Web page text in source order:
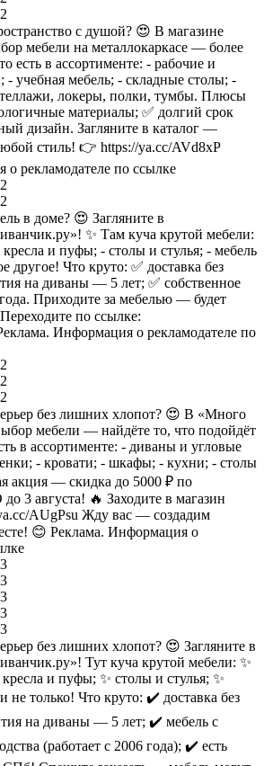
с душой? 😍 В магазине
мебели на металлокаркасе — более
есть в ассортименте: - рабочие и
учебная мебель; - складные столы; -
локеры, полки, тумбы. Плюсы
материалы; ✅ долгий срок
дизайн. Загляните в каталог —
стиль! 👉 https://ya.cc/AVd8xP
рекламодателе по ссылке
в доме? 😍 Загляните в
✨ Там куча крутой мебели:
и пуфы; - столы и стулья; - мебель
другое! Что круто: ✅ доставка без
на диваны — 5 лет; ✅ собственное
Приходите за мебелью — будет
по ссылке:
Информация о рекламодателе по
без лишних хлопот? 😍 В «Много
мебели — найдёте то, что подойдёт
в ассортименте: - диваны и угловые
- кровати; - шкафы; - кухни; - столы
акция — скидка до 5000 ₽ по
3 августа! 🔥 Заходите в магазин
AUgPsu Жду вас — создадим
😊 Реклама. Информация о
без лишних хлопот? 😍 Загляните в
Тут куча крутой мебели: ✨
и пуфы; ✨ столы и стулья; ✨
не только! Что круто: ✔️ доставка без
на диваны — 5 лет; ✔️ мебель с
(работает с 2006 года); ✔️ есть